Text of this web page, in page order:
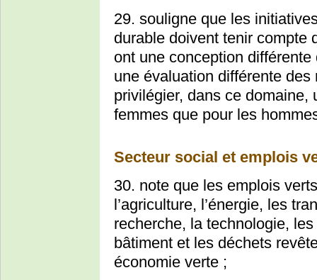
29. souligne que les
durable doivent tenir compte
ont une conception
une évaluation différente des
privilégier, dans ce domaine,
femmes que pour les
Secteur social et emplois
30. note que les emplois
l’agriculture, l’énergie, les
recherche, la technologie,
bâtiment et les déchets
économie verte ;